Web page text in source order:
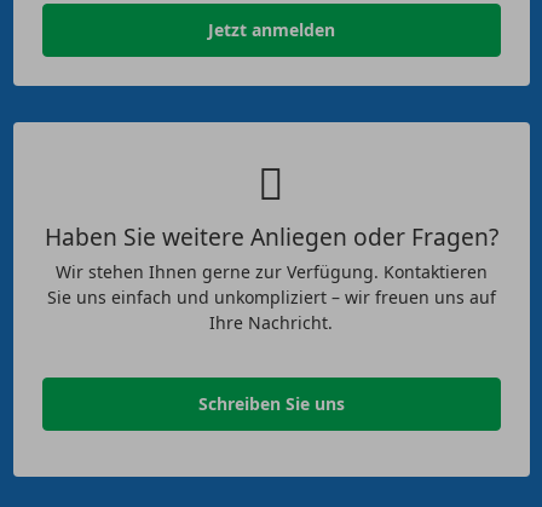
Jetzt anmelden
Haben Sie weitere Anliegen oder Fragen?
Wir stehen Ihnen gerne zur Verfügung. Kontaktieren
Sie uns einfach und unkompliziert – wir freuen uns auf
Ihre Nachricht.
Schreiben Sie uns